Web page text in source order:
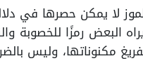
لا يمكن حصرها في
يراه البعض رمزًا
مكنوناتها، وليس